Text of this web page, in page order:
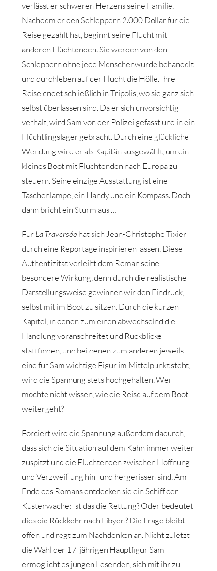
verlässt er schweren Herzens seine Familie.
Nachdem er den Schleppern 2.000 Dollar für die
Reise gezahlt hat, beginnt seine Flucht mit
anderen Flüchtenden. Sie werden von den
Schleppern ohne jede Menschenwürde behandelt
und durchleben auf der Flucht die Hölle. Ihre
Reise endet schließlich in Tripolis, wo sie ganz sich
selbst überlassen sind. Da er sich unvorsichtig
verhält, wird Sam von der Polizei gefasst und in ein
Flüchtlingslager gebracht. Durch eine glückliche
Wendung wird er als Kapitän ausgewählt, um ein
kleines Boot mit Flüchtenden nach Europa zu
steuern. Seine einzige Ausstattung ist eine
Taschenlampe, ein Handy und ein Kompass. Doch
dann bricht ein Sturm aus …
FürLa Traversée hat sich Jean-Christophe Tixier
durch eine Reportage inspirieren lassen. Diese
Authentizität verleiht dem Roman seine
besondere Wirkung, denn durch die realistische
Darstellungsweise gewinnen wir den Eindruck,
selbst mit im Boot zu sitzen. Durch die kurzen
Kapitel, in denen zum einen abwechselnd die
Handlung voranschreitet und Rückblicke
stattfinden, und bei denen zum anderen jeweils
eine für Sam wichtige Figur im Mittelpunkt steht,
wird die Spannung stets hochgehalten. Wer
möchte nicht wissen, wie die Reise auf dem Boot
weitergeht?
Forciert wird die Spannung außerdem dadurch,
dass sich die Situation auf dem Kahn immer weiter
zuspitzt und die Flüchtenden zwischen Hoffnung
und Verzweiflung hin- und hergerissen sind. Am
Ende des Romans entdecken sie ein Schiff der
Küstenwache: Ist das die Rettung? Oder bedeutet
dies die Rückkehr nach Libyen? Die Frage bleibt
offen und regt zum Nachdenken an. Nicht zuletzt
die Wahl der 17-jährigen Hauptfigur Sam
ermöglicht es jungen Lesenden, sich mit ihr zu